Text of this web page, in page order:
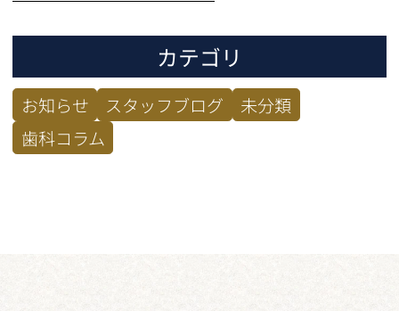
カテゴリ
お知らせ スタッフブログ
未分類
歯科コラム